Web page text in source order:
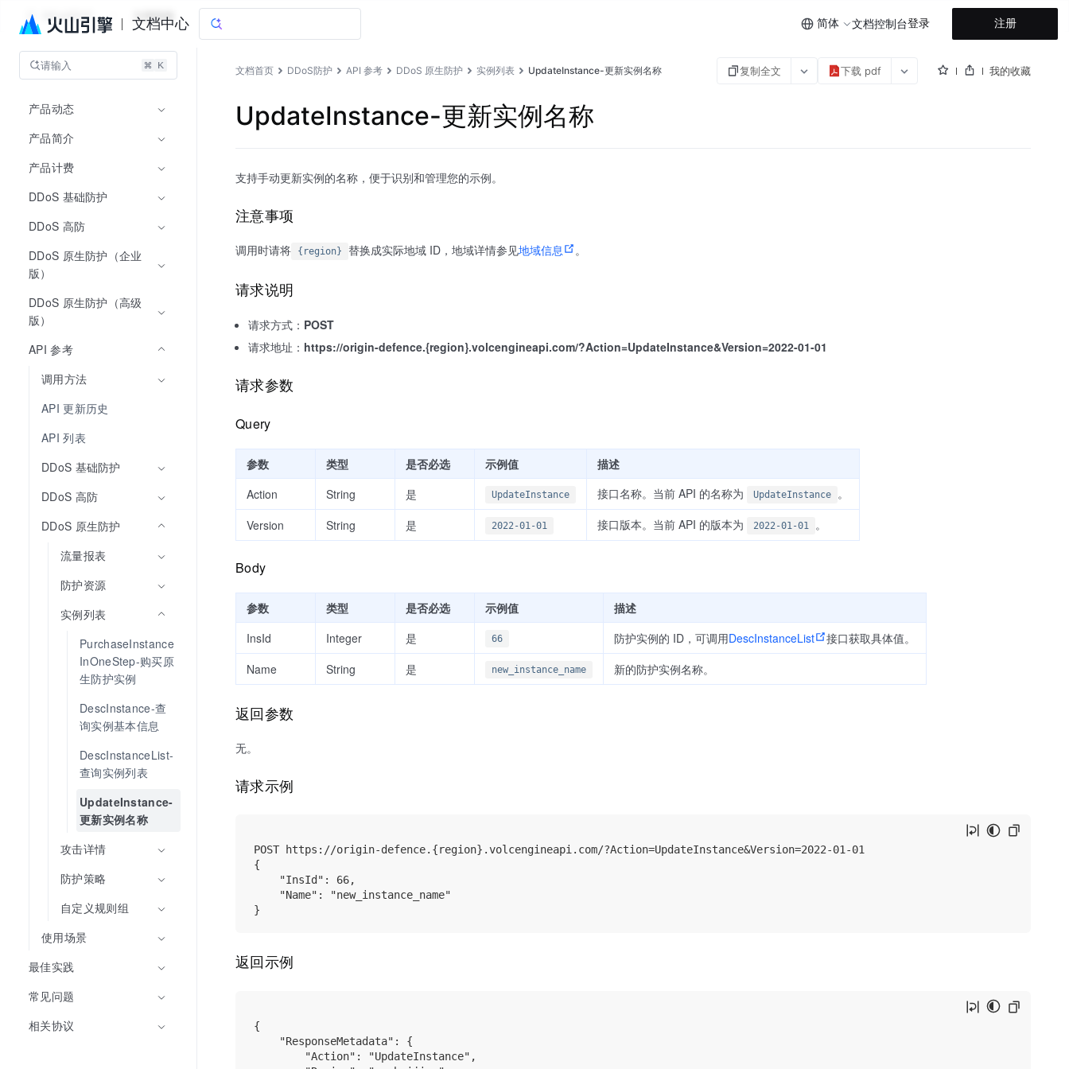
文档中心 简体 文档控制台登录 注册
DDoS防护 文档指南
请输入
产品动态
产品简介
产品计费
DDoS 基础防护
DDoS 高防
DDoS 原生防护（企业
版）
DDoS 原生防护（高级
版）
API 参考
调用方法
API 更新历史
API 列表
DDoS 基础防护
DDoS 高防
DDoS 原生防护
流量报表
防护资源
实例列表
PurchaseInstance
InOneStep-购买原
生防护实例
DescInstance-查
询实例基本信息
DescInstanceList-
查询实例列表
UpdateInstance-
更新实例名称
攻击详情
防护策略
自定义规则组
使用场景
最佳实践
常见问题
相关协议
文档首页 DDoS防护 API 参考 DDoS 原生防护 实例列表 UpdateInstance-更新实例名称 复制全文 下载 pdf 我的收藏
UpdateInstance-更新实例名称
支持手动更新实例的名称，便于识别和管理您的示例。
注意事项
调用时请将 {region} 替换成实际地域 ID，地域详情参见地域信息 。
请求说明
请求方式： POST
请求地址： https://origin-defence.{region}.volcengineapi.com/?Action=UpdateInstance&Version=2022-01-01
请求参数
Query
参数 类型 是否必选 示例值
描述
Action
String 是 UpdateInstance 接口名称。当前 API 的名称为 UpdateInstance
。
Version
String 是 2022-01-01 接口版本。当前 API 的版本为 2022-01-01 。
Body
参数 类型 是否必选 示例值
描述
InsId
Integer 是 66 防护实例的 ID，可调用DescInstanceList
接口获取具体值。
Name
String 是 new_instance_name 新的防护实例名称。
返回参数
无。
请求示例
POST https://origin-defence.{region}.volcengineapi.com/?Action=UpdateInstance&Version=2022-01-01
{
    "InsId": 66,
    "Name": "new_instance_name"
返回示例
{
    "ResponseMetadata": {
        "Action": "UpdateInstance",